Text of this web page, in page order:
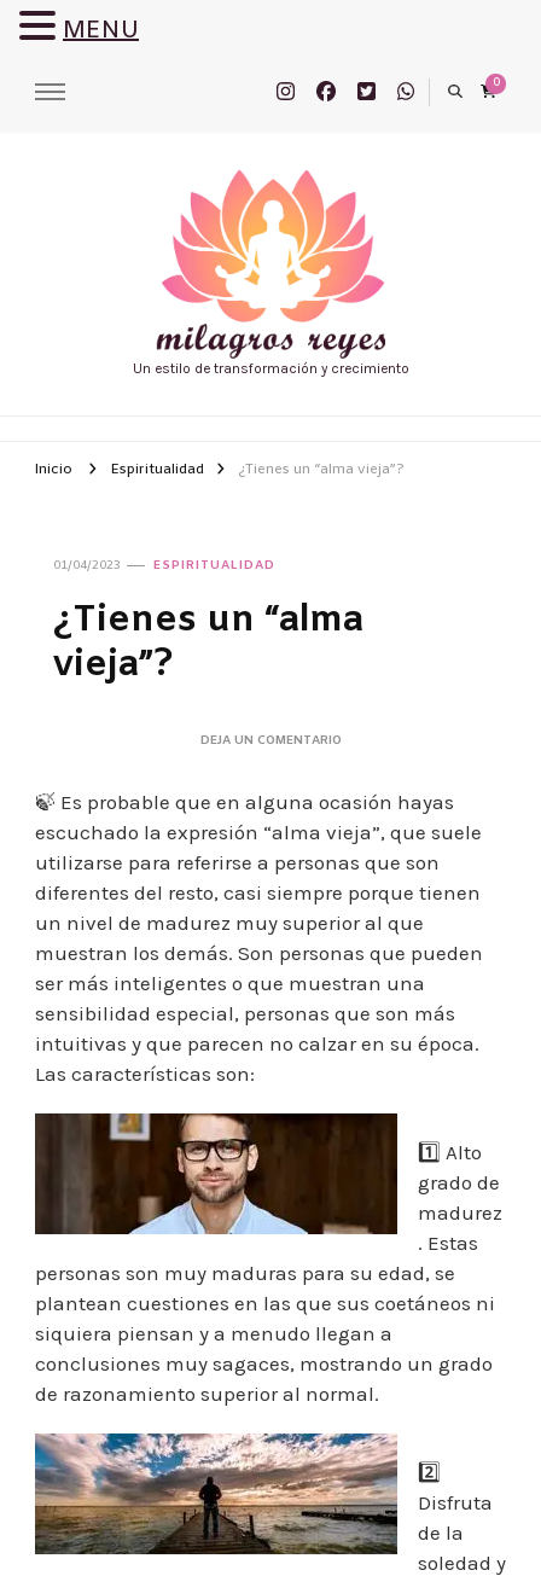
0
Un estilo de transformación y crecimiento
Inicio Espiritualidad ¿Tienes un “alma vieja”?
01/04/2023 ESPIRITUALIDAD
¿Tienes un “alma
vieja”?
DEJA UN COMENTARIOEN
“ALMA
🍃 Es probable que en alguna ocasión hayas
escuchado la expresión “alma vieja”, que suele
utilizarse para referirse a personas que son
diferentes del resto, casi siempre porque tienen
un nivel de madurez muy superior al que
muestran los demás. Son personas que pueden
ser más inteligentes o que muestran una
sensibilidad especial, personas que son más
intuitivas y que parecen no calzar en su época.
Las características son:
1️⃣ Alto
grado de
madurez
. Estas
personas son muy maduras para su edad, se
plantean cuestiones en las que sus coetáneos ni
siquiera piensan y a menudo llegan a
conclusiones muy sagaces, mostrando un grado
de razonamiento superior al normal.
2️⃣
Disfruta
de la
soledad y
MENU